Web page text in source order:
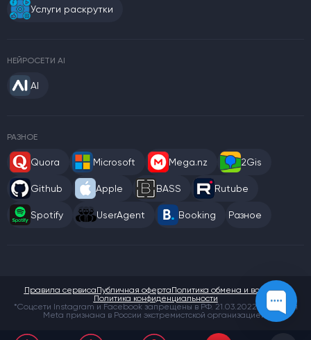
Услуги раскрутки
НЕЙРОСЕТИ AI
AI
РАЗНОЕ
Quora Microsoft Mega.nz 2Gis
Github Apple BASS Rutube
Spotify UserAgent Booking Разное
*Соцсети Instagram и Facebook запрещены в РФ. 21.03.2022 компания
Meta признана в России экстремистской организацией.
Правила сервисаПубличная офертаПолитика обмена и возврата
Политика конфиденциальности